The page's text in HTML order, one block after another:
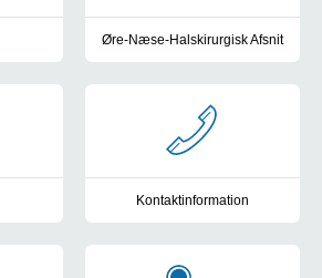
Øre-Næse-Halskirurgisk Afsnit
Kontaktinformation